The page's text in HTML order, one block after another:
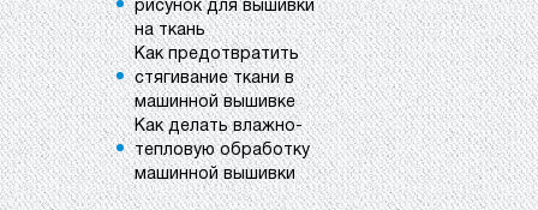
рисунок для вышивки
на ткань
Как предотвратить
стягивание ткани в
машинной вышивке
Как делать влажно-
тепловую обработку
машинной вышивки